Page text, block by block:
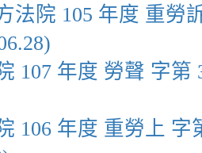
法院 105 年度 重勞
107 年度 勞聲 字第
106 年度 重勞上 字